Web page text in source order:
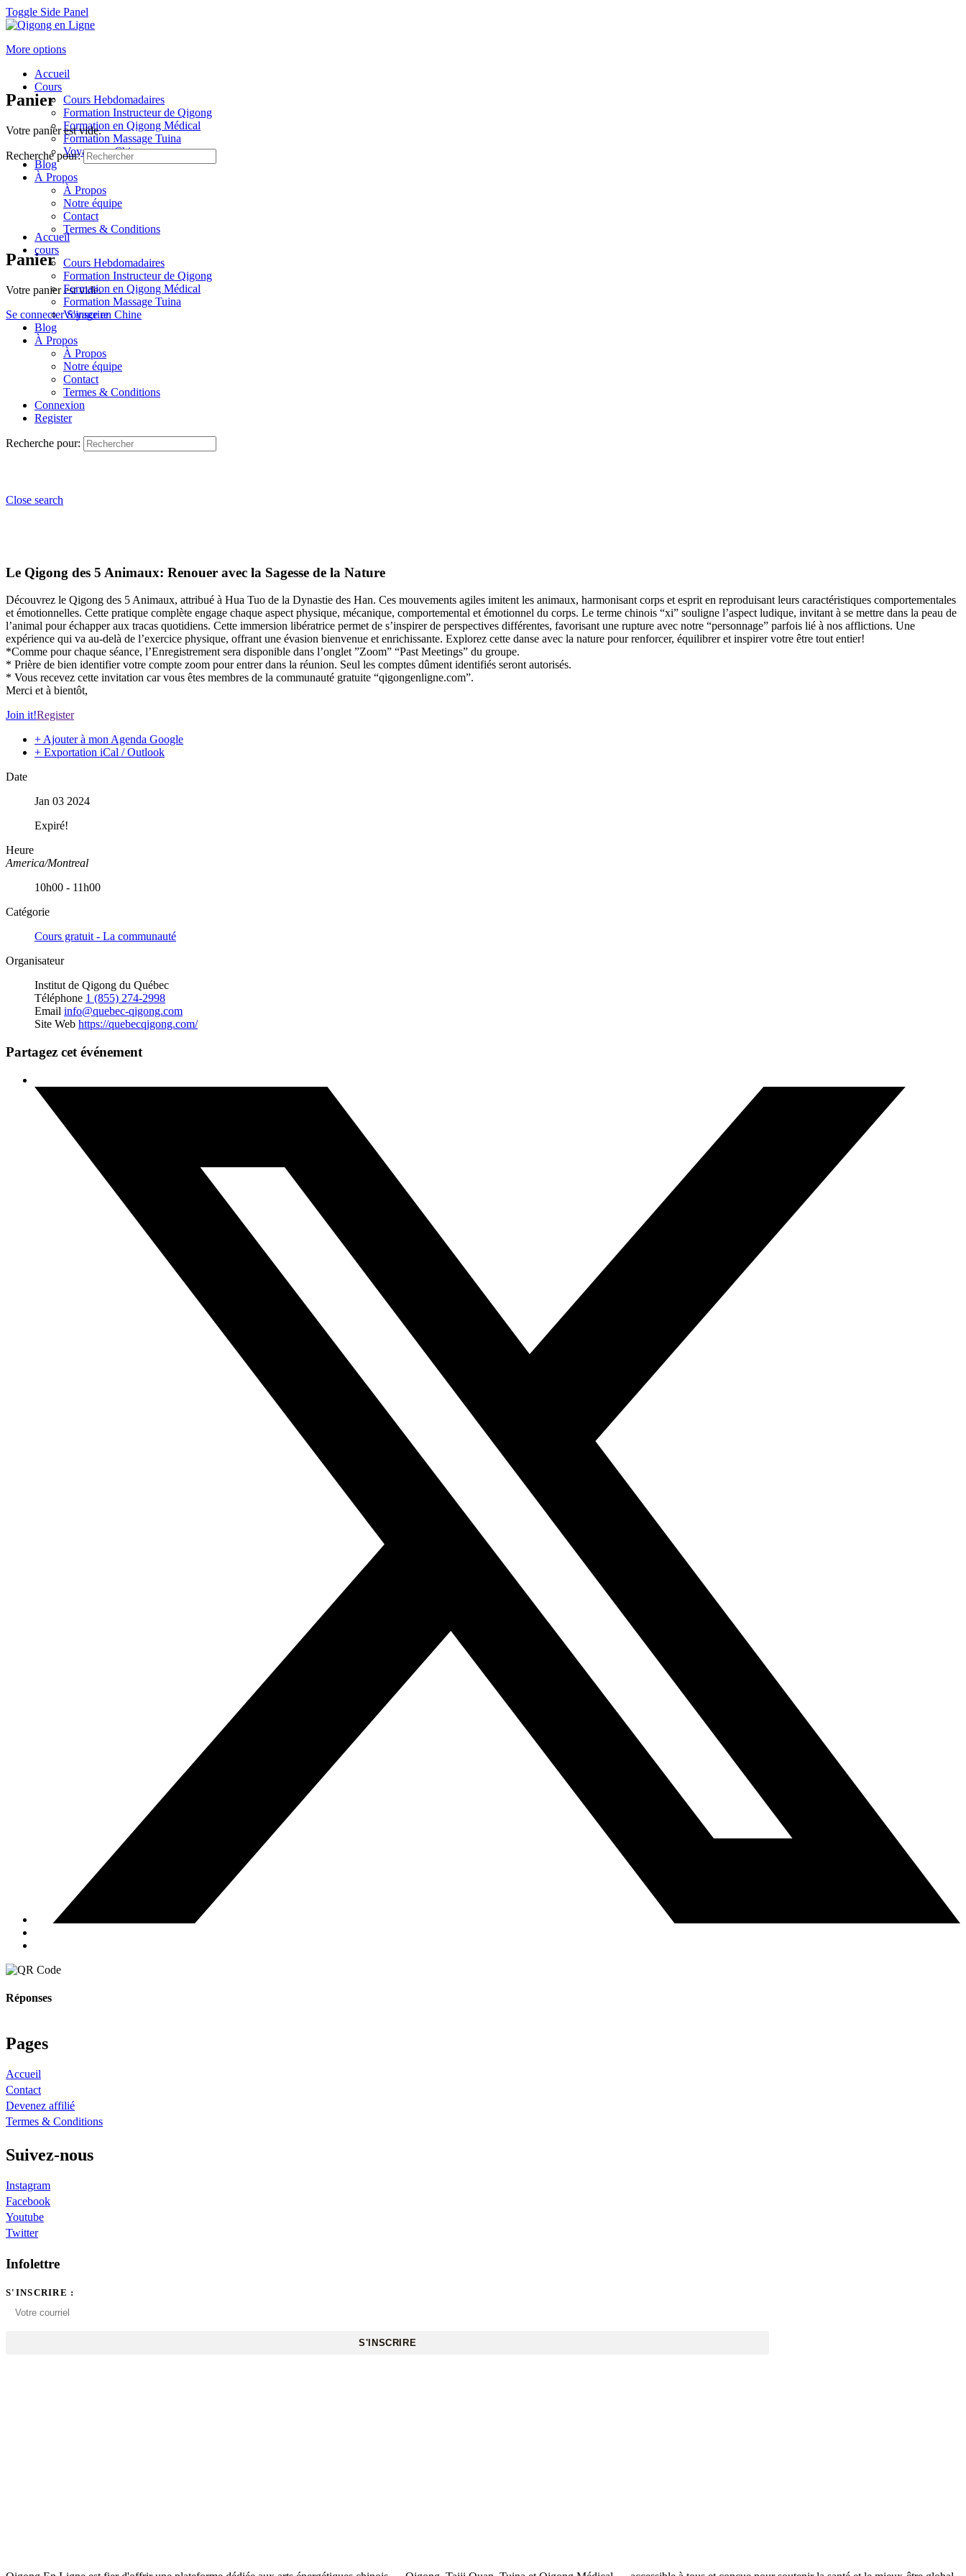
Toggle Side Panel
More options
Accueil
Cours
Cours Hebdomadaires
Formation Instructeur de Qigong
Formation en Qigong Médical
Formation Massage Tuina
Voyage en Chine
Blog
À Propos
À Propos
Notre équipe
Contact
Termes & Conditions
Panier
Votre panier est vide.
Se connecter S'inscrire
Panier
Votre panier est vide.
Recherche pour:
Accueil
cours
Cours Hebdomadaires
Formation Instructeur de Qigong
Formation en Qigong Médical
Formation Massage Tuina
Voyage en Chine
Blog
À Propos
À Propos
Notre équipe
Contact
Termes & Conditions
Connexion
Register
Recherche pour:
Close search
Le Qigong des 5 Animaux: Renouer avec la Sagesse de la Nature
Découvrez le Qigong des 5 Animaux, attribué à Hua Tuo de la Dynastie des Han. Ces mouvements agiles imitent les animaux, harmonisant corps et esprit en reproduisant leurs caractéristiques comportementales
et émotionnelles. Cette pratique complète engage chaque aspect physique, mécanique, comportemental et émotionnel du corps. Le terme chinois “xi” souligne l’aspect ludique, invitant à se mettre dans la peau de
l’animal pour échapper aux tracas quotidiens. Cette immersion libératrice permet de s’inspirer de perspectives différentes, favorisant une rupture avec notre “personnage” parfois lié à nos afflictions. Une
expérience qui va au-delà de l’exercice physique, offrant une évasion bienvenue et enrichissante. Explorez cette danse avec la nature pour renforcer, équilibrer et inspirer votre être tout entier!
*Comme pour chaque séance, l’Enregistrement sera disponible dans l’onglet ”Zoom” “Past Meetings” du groupe.
* Prière de bien identifier votre compte zoom pour entrer dans la réunion. Seul les comptes dûment identifiés seront autorisés.
* Vous recevez cette invitation car vous êtes membres de la communauté gratuite “qigongenligne.com”.
Merci et à bientôt,
Join it!Register
+ Ajouter à mon Agenda Google
+ Exportation iCal / Outlook
Date
Jan 03 2024
Expiré!
Heure
America/Montreal
10h00 - 11h00
Catégorie
Cours gratuit - La communauté
Organisateur
Institut de Qigong du Québec
Téléphone 1 (855) 274-2998
Email info@quebec-qigong.com
Site Web https://quebecqigong.com/
Partagez cet événement
Réponses
Pages
Accueil
Contact
Devenez affilié
Termes & Conditions
Suivez-nous
Instagram
Facebook
Youtube
Twitter
Infolettre
S'INSCRIRE :
S'INSCRIRE